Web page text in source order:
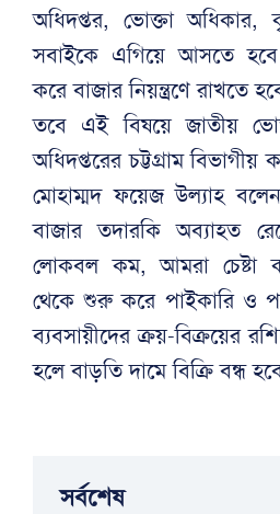
অধিদপ্তর, ভোক্তা অধিকার,
সবাইকে এগিয়ে আসতে
করে বাজার নিয়ন্ত্রণে রাখতে
তবে এই বিষয়ে জাতীয়
অধিদপ্তরের চট্টগ্রাম বিভাগীয়
মোহাম্মদ ফয়েজ উল্যাহ
বাজার তদারকি অব্যাহত
লোকবল কম, আমরা চেষ্টা
থেকে শুরু করে পাইকারি ও
ব্যবসায়ীদের ক্রয়-বিক্রয়ের
হলে বাড়তি দামে বিক্রি বন্ধ
সর্বশেষ